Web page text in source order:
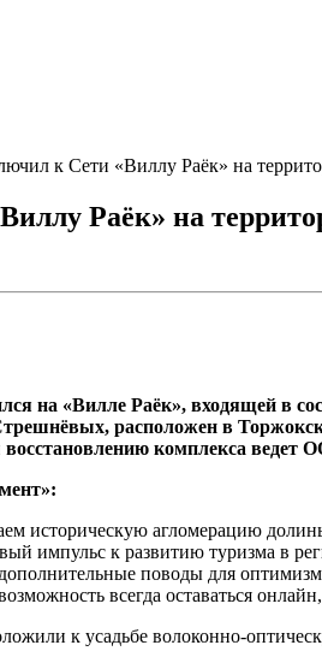
к Сети «Виллу Раёк» на
Раёк» на
на «Вилле Раёк», входящей в
расположен в
комплекса ведет
историческую агломерацию
импульс к развитию туризма в
поводы для
всегда оставаться
к усадьбе волоконно-